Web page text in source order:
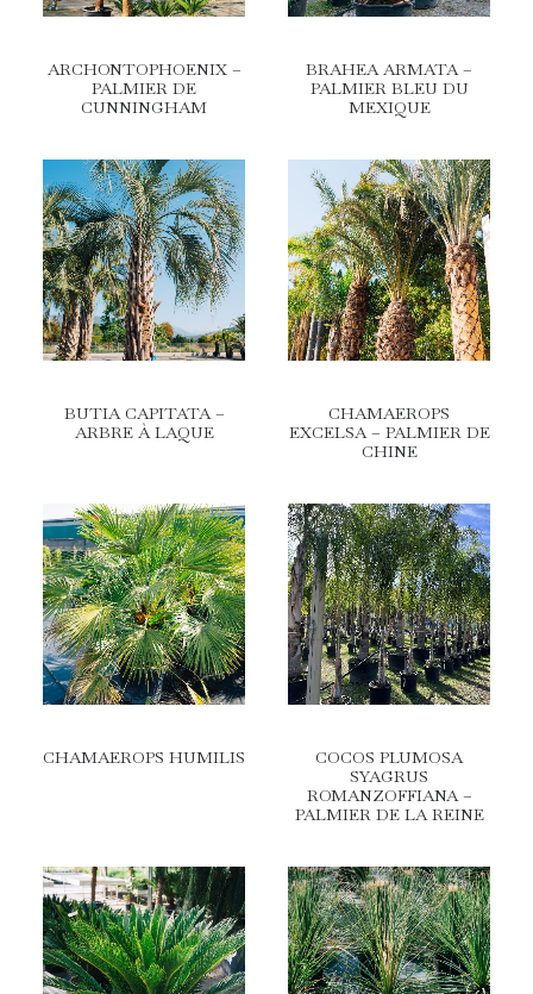
ARCHONTOPHOENIX –
PALMIER DE
CUNNINGHAM
BRAHEA ARMATA –
PALMIER BLEU DU
MEXIQUE
BUTIA CAPITATA –
ARBRE À LAQUE
CHAMAEROPS
EXCELSA – PALMIER DE
CHINE
CHAMAEROPS HUMILIS
COCOS PLUMOSA
SYAGRUS
ROMANZOFFIANA –
PALMIER DE LA REINE